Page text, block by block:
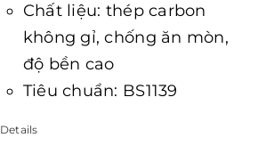
Chất liệu: thép carbon
không gỉ, chống ăn mòn,
độ bền cao
Tiêu chuẩn: BS1139
Details